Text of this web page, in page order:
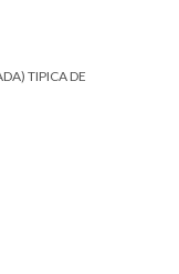
TIPICA DE